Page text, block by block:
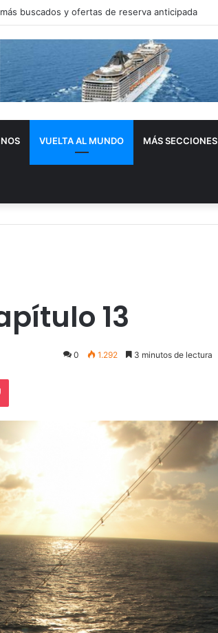
buscados y ofertas de reserva anticipada
VUELTA AL MUNDO MÁS SECCIONES
13
0 1.292 3 minutos de lectura
Pocket